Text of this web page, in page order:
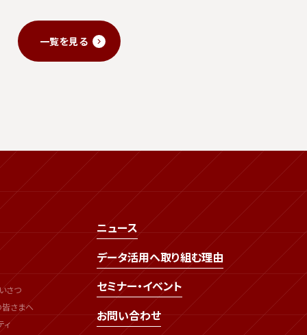
一覧を見る
さつ
さまへ
ィ
ニュース
データ活用へ取り組む理由
セミナー・イベント
お問い合わせ